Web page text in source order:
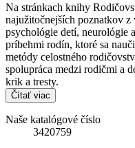
Na stránkach knihy
najužitočnejších poznatkov
psychológie detí, neurológie
príbehmi rodín, ktoré sa
metódy celostného
spolupráca medzi rodičmi a
krik a tresty.
Čítať viac
Naše katalógové číslo
3420759